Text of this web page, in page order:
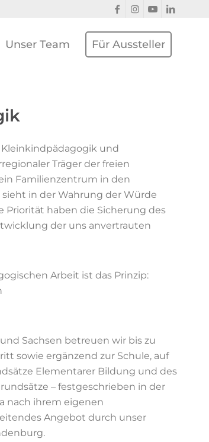
Unser Team Für Aussteller
und
Träger der freien
Familienzentrum in den
sieht in der Wahrung der Würde
Priorität haben die Sicherung des
twicklung der uns anvertrauten
Arbeit ist das Prinzip:
Sachsen betreuen wir bis zu
sowie ergänzend zur Schule, auf
Elementarer Bildung und des
– festgeschrieben in der
nach ihrem eigenen
Angebot durch unser